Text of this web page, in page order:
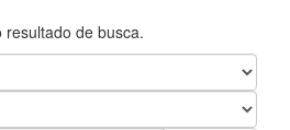
de busca.